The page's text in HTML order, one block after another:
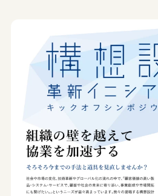
山形エクセレントデザイン
山形エクセレントデザインのあ
山形エクセレントデザイン募集
やまがたデザ縁
やまがたデザ縁
山形デザイナーリスト
マッチング事例
やまがた&Ｄプロジェクト
デザイン支援事例
レポート
新着情報